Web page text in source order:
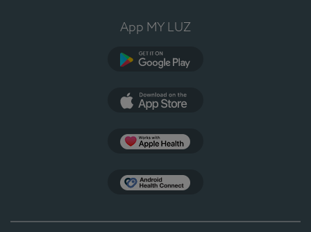
App MY LUZ